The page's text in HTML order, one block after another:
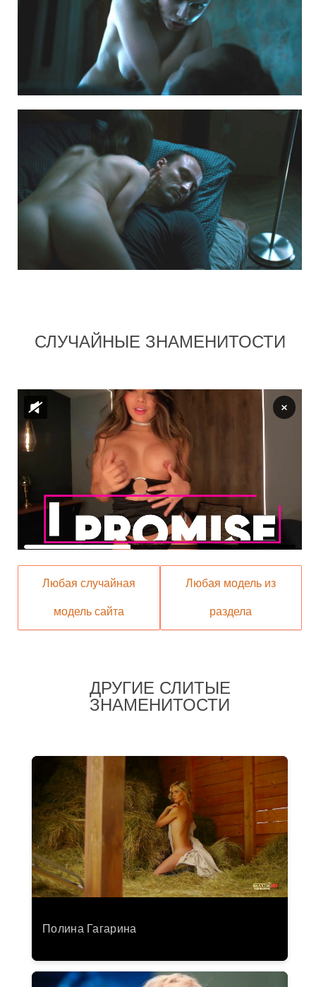
СЛУЧАЙНЫЕ ЗНАМЕНИТОСТИ
Любая случайная
модель сайта
Любая модель из
раздела
ДРУГИЕ СЛИТЫЕ
ЗНАМЕНИТОСТИ
Полина Гагарина